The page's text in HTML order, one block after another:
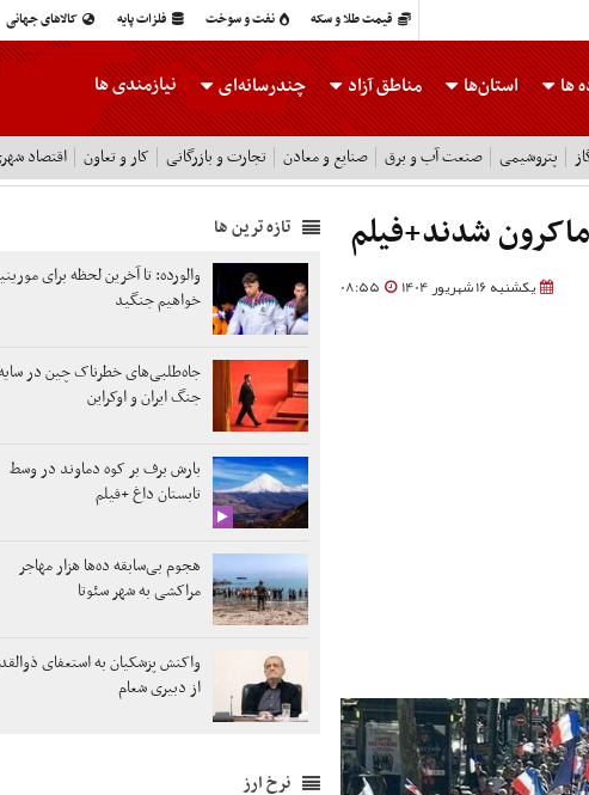
قیمت طلا و سکه نفت و سوخت فلزات پایه کالاهای جهانی
ها استان‌ها مناطق آزاد چندرسانه‌ای نیازمندی ها
پتروشیمی صنعت آب و برق صنایع و معادن تجارت و بازرگانی کار و تعاون اقتصاد
شدند+فیلم
یکشنبه 16 شهریور 1404 08:55
تازه ترین ها
والورده: تا آخرین لحظه برای
خواهیم جنگید
جاه‌طلبی‌های خطرناک چین در
جنگ‌ ایران و اوکراین
بارش برف بر کوه دماوند در وسط
تابستان داغ +فیلم
هجوم بی‌سابقه ده‌ها هزار مهاجر
مراکشی به شهر سئوتا
واکنش پزشکیان به استعفای
از دبیری شعام
نرخ ارز